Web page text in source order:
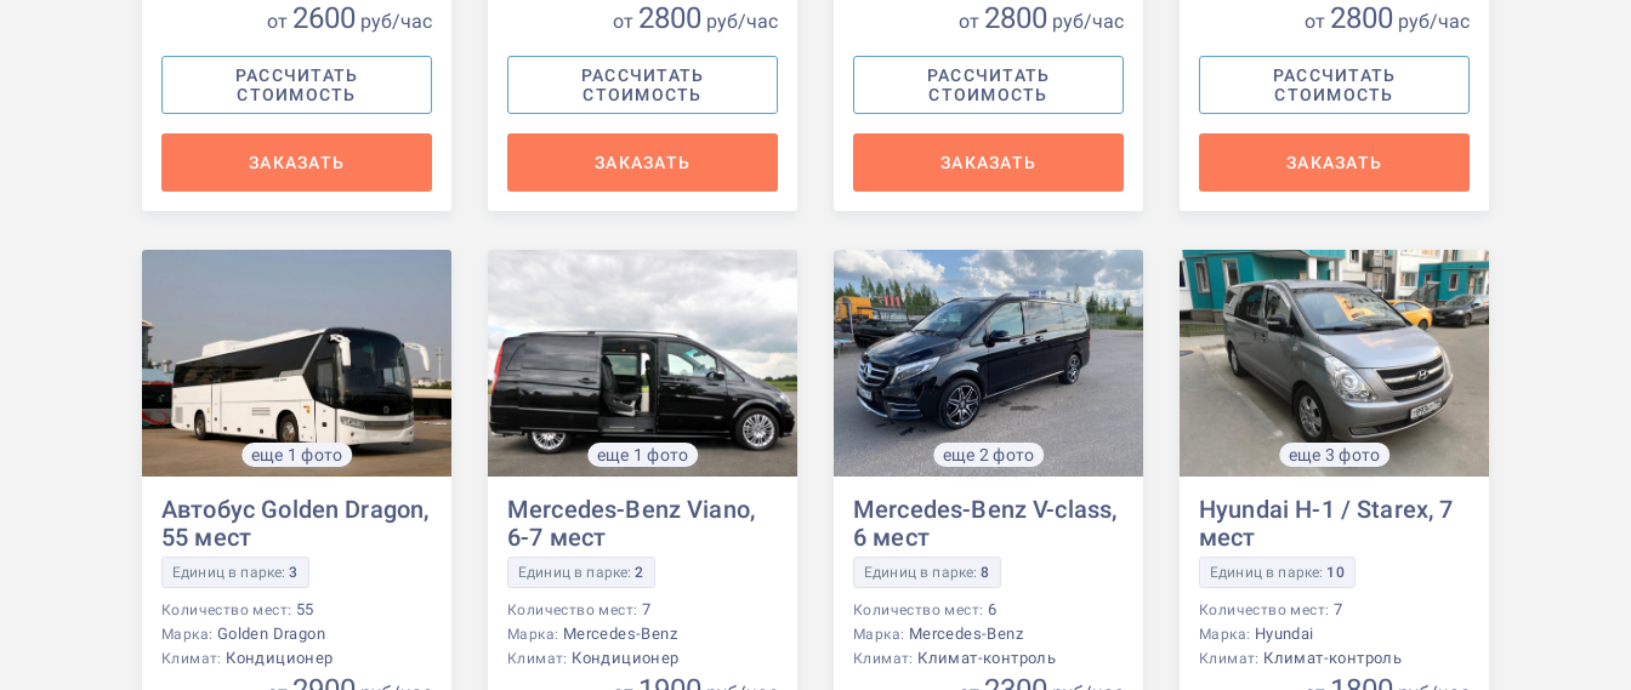
от 2600 руб/час
РАССЧИТАТЬ
СТОИМОСТЬ
ЗАКАЗАТЬ
от 2800 руб/час
РАССЧИТАТЬ
СТОИМОСТЬ
ЗАКАЗАТЬ
от 2800 руб/час
РАССЧИТАТЬ
СТОИМОСТЬ
ЗАКАЗАТЬ
от 2800 руб/час
РАССЧИТАТЬ
СТОИМОСТЬ
ЗАКАЗАТЬ
еще 1 фото
Автобус Golden Dragon,
55 мест
Единиц в парке:3
Количество мест: 55
Марка: Golden Dragon
Климат: Кондиционер
еще 1 фото
Mercedes-Benz Viano,
6-7 мест
Единиц в парке:2
Количество мест: 7
Марка: Mercedes-Benz
Климат: Кондиционер
еще 2 фото
Mercedes-Benz V-class,
6 мест
Единиц в парке:8
Количество мест: 6
Марка: Mercedes-Benz
Климат: Климат-контроль
еще 3 фото
Hyundai H-1 / Starex, 7
мест
Единиц в парке: 10
Количество мест: 7
Марка: Hyundai
Климат: Климат-контроль